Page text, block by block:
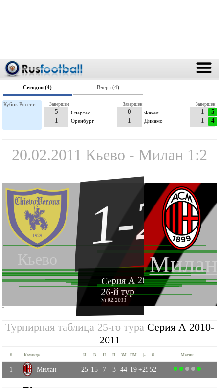
Сегодня (4) Вчера (4)
Кубок России
Спартак
5
1
Оренбург
Завершен
Факел
0
1
Динамо
Завершен
1
1
5
4
Завершен
20.02.2011 Кьево - Милан 1:2
Кьево Милан
1-2
Серия А 2010-2011
26-й тур
20.02.2011
''
Турнирная таблица 25-го тура Серия А 2010-
2011
# Команда И В Н П ЗМ ПМ +|- О Матчи
1 Милан 25 15 7 3 44 19+25 52